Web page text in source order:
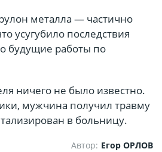
металла — частично
усугубило последствия
будущие работы по
ничего не было известно.
мужчина получил травму
в больницу.
Автор: Егор ОРЛОВ